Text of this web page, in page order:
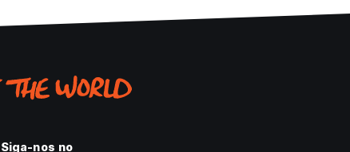
Siga-nos no